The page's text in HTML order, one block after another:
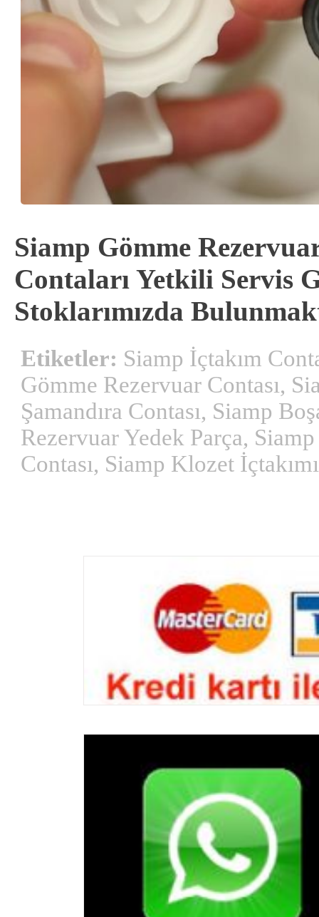
Siamp Gömme
Contaları Yetkili Servis
Stoklarımızda
Etiketler: Siamp İçtakım
Gömme Rezervuar Contası,
Şamandıra Contası, Siamp
Rezervuar Yedek Parça,
Contası, Siamp Klozet İçtakımı